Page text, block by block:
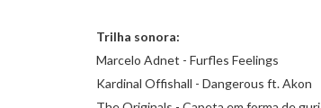
Trilha sonora:
Marcelo Adnet - Furfles Feelings
Kardinal Offishall - Dangerous ft. Akon